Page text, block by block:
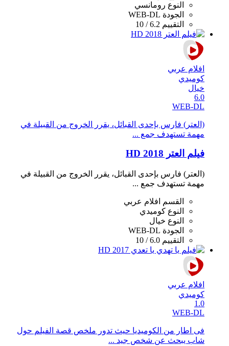
النوع رومانسي
الجودة WEB-DL
التقييم 6.2 / 10
افلام عربي
كوميدي
خيال
6.0
WEB-DL
(العتر) فارس بإحدى القبائل، يقرر الخروج من القبيلة في
مهمة تستهدف جمع ...
فيلم العتر 2018 HD
(العتر) فارس بإحدى القبائل، يقرر الخروج من القبيلة في
مهمة تستهدف جمع ...
القسم
افلام عربي
النوع كوميدي
النوع خيال
الجودة WEB-DL
التقييم 6.0 / 10
افلام عربي
كوميدي
1.0
WEB-DL
فى اطار من الكوميديا حيث تدور ملخص قصة الفيلم حول
شاب يبحث عن شخص جيد ...